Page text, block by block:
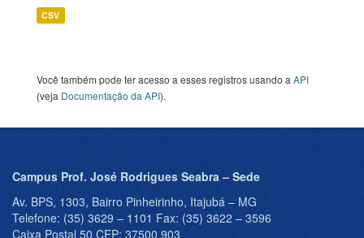
CSV
Você também pode ter acesso a esses registros usando a API
(veja Documentação da API).
Campus Prof. José Rodrigues Seabra – Sede
Av. BPS, 1303, Bairro Pinheirinho, Itajubá – MG
Telefone: (35) 3629 – 1101 Fax: (35) 3622 – 3596
Caixa Postal 50 CEP: 37500 903